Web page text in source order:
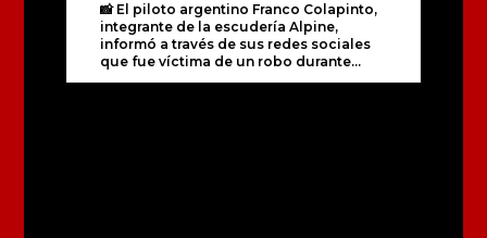
📸 El piloto argentino Franco Colapinto,
integrante de la escudería Alpine,
informó a través de sus redes sociales
que fue víctima de un robo durante...